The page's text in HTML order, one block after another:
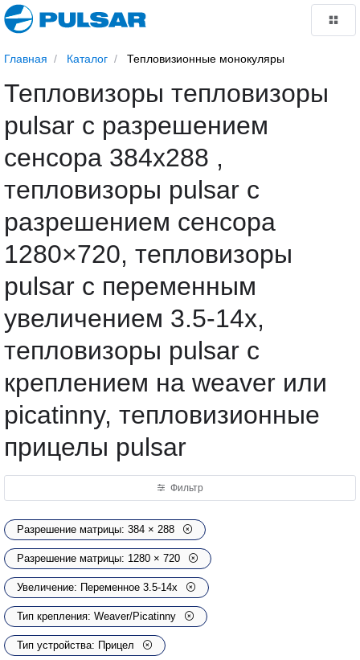
Главная Каталог Тепловизионные монокуляры
Тепловизоры тепловизоры
pulsar с разрешением
сенсора 384x288 ,
тепловизоры pulsar с
разрешением сенсора
1280×720, тепловизоры
pulsar с переменным
увеличением 3.5-14x,
тепловизоры pulsar с
креплением на weaver или
picatinny, тепловизионные
прицелы pulsar
Фильтр
Разрешение матрицы: 384 × 288
Разрешение матрицы: 1280 × 720
Увеличение: Переменное 3.5-14x
Тип крепления: Weaver/Picatinny
Тип устройства: Прицел